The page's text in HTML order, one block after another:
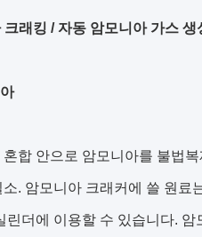
래킹 / 자동 암모니아 가스 생
합 안으로 암모니아를 불법
. 암모니아 크래커에 쓸 원료
린더에 이용할 수 있습니다.